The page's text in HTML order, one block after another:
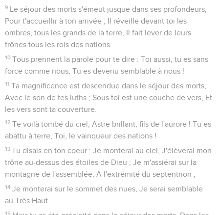
le sujet de mes louanges ; C'est lui qui m'a sauvé.
3 Vous puiserez de l'eau avec joie Aux sources du salut,
Et vous direz en ce jour-là : Louez l'Éternel, invoquez son
grandeur de son nom !
Qu'elles soient connues par toute la terre !
Pousse des cris de joie et d'allégresse, habitant de Sion !
Esaïe 13
Seuls les Évangiles sont disponibles en vidéo pour le moment.
La fin de Babylone